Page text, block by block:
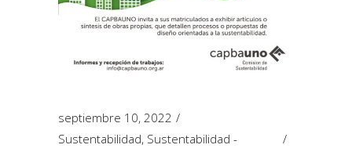
septiembre 10, 2022
Sustentabilidad, Sustentabilidad -